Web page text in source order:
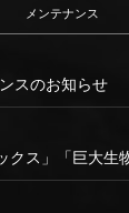
メンテナンス
スのお知らせ
ス」「巨大生